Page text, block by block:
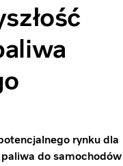
rynku dla
do samochodów